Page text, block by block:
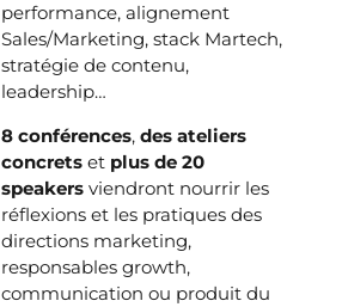
performance, alignement
Sales/Marketing, stack Martech,
stratégie de contenu,
leadership…
8 conférences,des ateliers
concrets et plus de 20
speakers viendront nourrir les
réflexions et les pratiques des
directions marketing,
responsables growth,
communication ou produit du